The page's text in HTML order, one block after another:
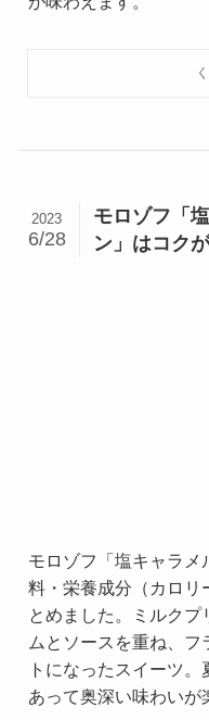
モロゾフ「
ン」はコク
2023
6/28
モロゾフ「塩キャラ
料・栄養成分（カロリ
とめました。ミルク
ムとソースを重ね、
トになったスイーツ
あって奥深い味わいが